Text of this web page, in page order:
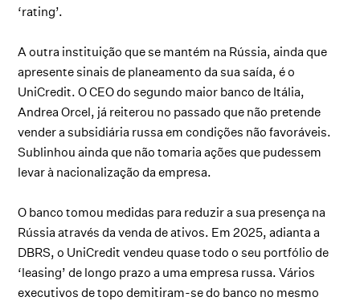
‘rating’.
A outra instituição que se mantém na Rússia, ainda que
apresente sinais de planeamento da sua saída, é o
UniCredit. O CEO do segundo maior banco de Itália,
Andrea Orcel, já reiterou no passado que não pretende
vender a subsidiária russa em condições não favoráveis.
Sublinhou ainda que não tomaria ações que pudessem
levar à nacionalização da empresa.
O banco tomou medidas para reduzir a sua presença na
Rússia através da venda de ativos. Em 2025, adianta a
DBRS, o UniCredit vendeu quase todo o seu portfólio de
‘leasing’ de longo prazo a uma empresa russa. Vários
executivos de topo demitiram-se do banco no mesmo